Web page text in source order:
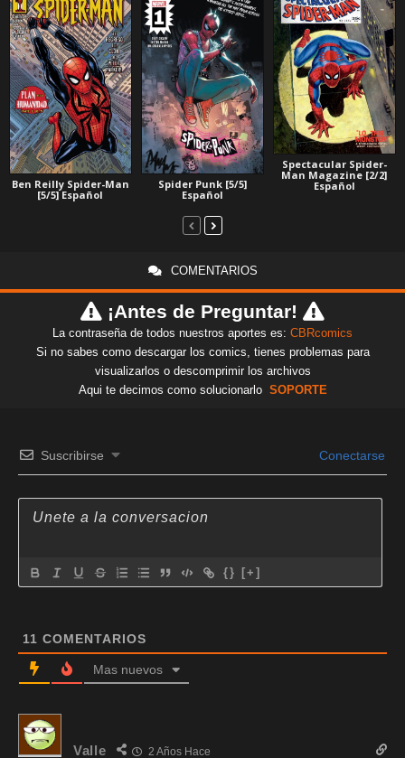
Ben Reilly Spider-Man
[5/5] Español
Spider Punk [5/5]
Español
Spectacular Spider-
Man Magazine [2/2]
Español
COMENTARIOS
¡Antes de Preguntar!
La contraseña de todos nuestros aportes es: CBRcomics
Si no sabes como descargar los comics, tienes problemas para
visualizarlos o descomprimir los archivos
Aqui te decimos como solucionarlo SOPORTE
Suscribirse Conectarse
{} [+]
11 COMENTARIOS
Mas nuevos
Valle 2 Años Hace